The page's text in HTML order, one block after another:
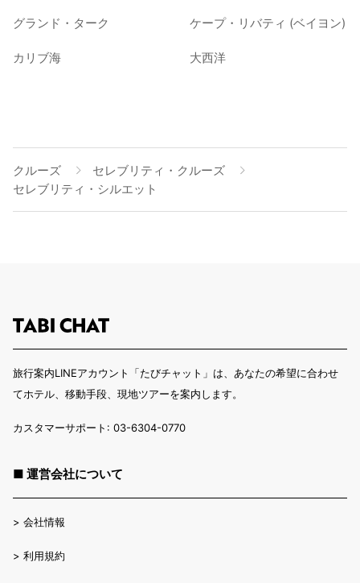
グランド・ターク ケープ・リバティ (ベイヨン)
カリブ海 大西洋
クルーズ
セレブリティ・クルーズ
セレブリティ・シルエット
旅行案内LINEアカウント「たびチャット」は、あなたの希望に合わせ
てホテル、移動手段、現地ツアーを案内します。
カスタマーサポート: 03-6304-0770
■ 運営会社について
> 会社情報
> 利用規約